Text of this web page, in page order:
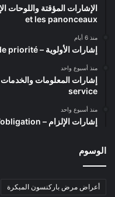
et les panonceaux
منذ 6 أيام
إشارات الأولوية – Les panneaux de priorité
منذ أسبوع واحد
service
منذ أسبوع واحد
إشارات الإلزام – Les panneaux d’obligation
الوسوم
أعراض مرض باركنسون المبكرة